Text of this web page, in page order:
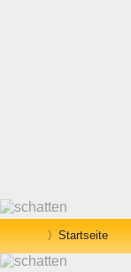
Startseite